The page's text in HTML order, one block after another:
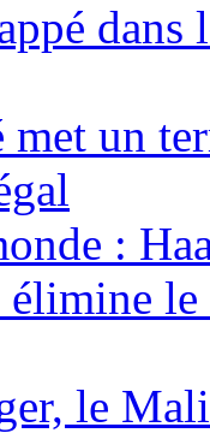
dans
met un
:
le